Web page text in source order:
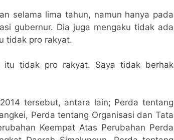
selama lima tahun, namun hanya pada
gubernur. Dia juga mengaku tidak ada
tidak pro rakyat.
itu tidak pro rakyat. Saya tidak berhak
tersebut, antara lain; Perda tentang
Perda tentang Organisasi dan Tata
Keempat Atas Perubahan Perda